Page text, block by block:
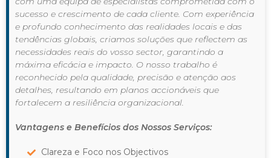
sucesso e crescimento de cada cliente. Com experiência
e profundo conhecimento das realidades locais e das
tendências globais, criamos soluções que reflectem as
necessidades reais do vosso sector, garantindo a
máxima eficácia e impacto. O nosso trabalho é
reconhecido pela qualidade, precisão e atenção aos
detalhes, resultando em planos accionáveis que
fortalecem a resiliência organizacional.
Vantagens e Benefícios dos Nossos Serviços:
Clareza e Foco nos Objectivos